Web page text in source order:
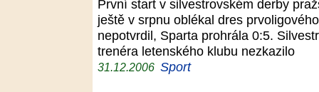
První start v silvestrovském derby
ještě v srpnu oblékal dres
nepotvrdil, Sparta prohrála 0:5.
trenéra letenského klubu nezkazilo
31.12.2006 Sport